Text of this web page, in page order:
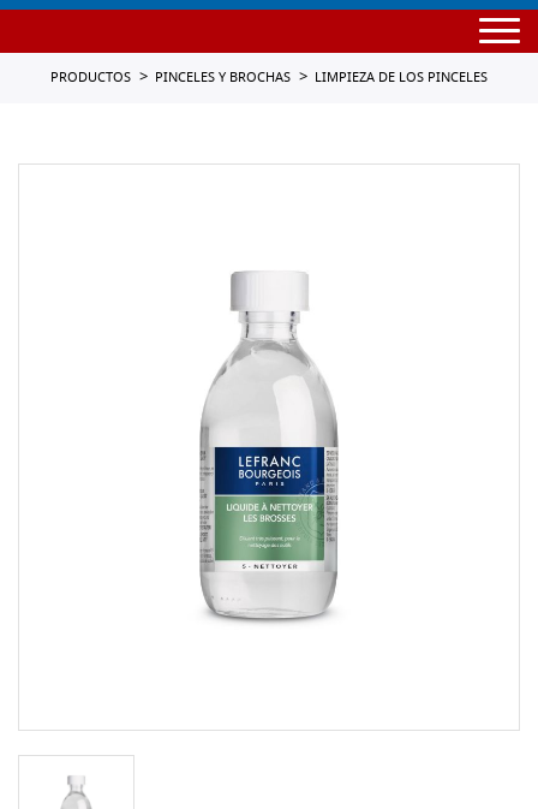
PRODUCTOS PINCELES Y BROCHAS LIMPIEZA DE LOS PINCELES